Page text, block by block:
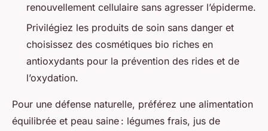
renouvellement cellulaire sans agresser l’épiderme.
Privilégiez les produits de soin sans danger et
choisissez des cosmétiques bio riches en
antioxydants pour la prévention des rides et de
l’oxydation.
Pour une défense naturelle, préférez une alimentation
équilibrée et peau saine : légumes frais, jus de